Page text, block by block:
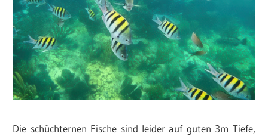
Die schüchternen Fische sind leider auf guten 3m Tiefe,